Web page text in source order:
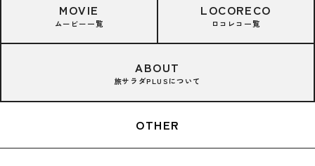
MOVIE
ムービー一覧
LOCORECO
ロコレコ一覧
ABOUT
旅サラダPLUSについて
OTHER